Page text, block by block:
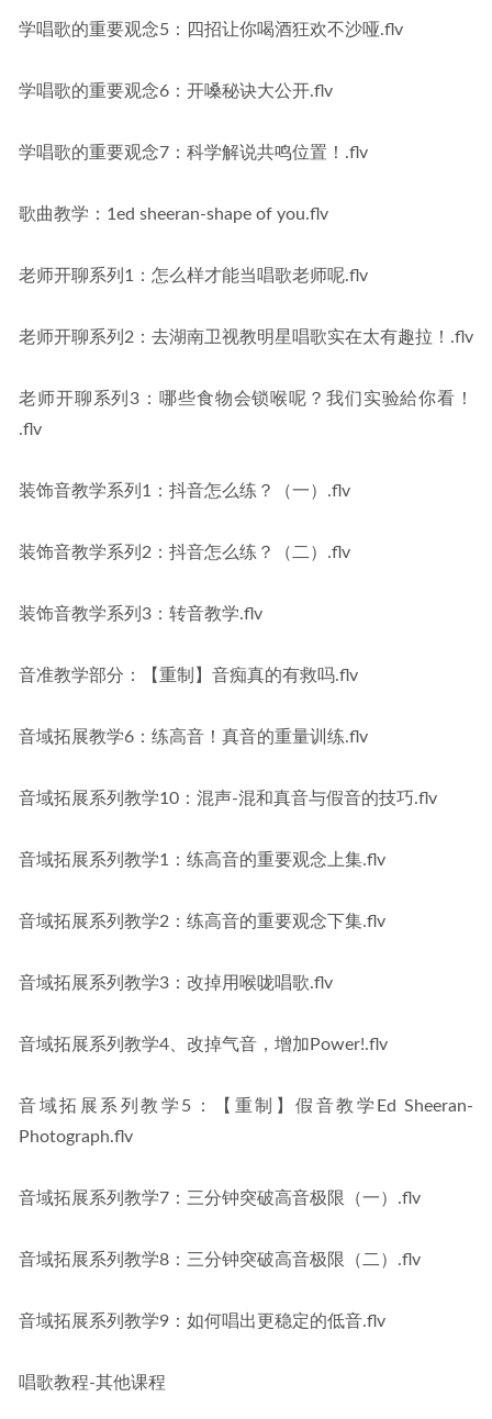
学唱歌的重要观念5：四招让你喝酒狂欢不沙哑.flv
学唱歌的重要观念6：开嗓秘诀大公开.flv
学唱歌的重要观念7：科学解说共鸣位置！.flv
歌曲教学：1ed sheeran-shape of you.flv
老师开聊系列1：怎么样才能当唱歌老师呢.flv
老师开聊系列2：去湖南卫视教明星唱歌实在太有趣拉！.flv
老师开聊系列3：哪些食物会锁喉呢？我们实验給你看！
.flv
装饰音教学系列1：抖音怎么练？（一）.flv
装饰音教学系列2：抖音怎么练？（二）.flv
装饰音教学系列3：转音教学.flv
音准教学部分：【重制】音痴真的有救吗.flv
音域拓展教学6：练高音！真音的重量训练.flv
音域拓展系列教学10：混声-混和真音与假音的技巧.flv
音域拓展系列教学1：练高音的重要观念上集.flv
音域拓展系列教学2：练高音的重要观念下集.flv
音域拓展系列教学3：改掉用喉咙唱歌.flv
音域拓展系列教学4、改掉气音，增加Power!.flv
音域拓展系列教学5：【重制】假音教学Ed Sheeran-
Photograph.flv
音域拓展系列教学7：三分钟突破高音极限（一）.flv
音域拓展系列教学8：三分钟突破高音极限（二）.flv
音域拓展系列教学9：如何唱出更稳定的低音.flv
唱歌教程-其他课程